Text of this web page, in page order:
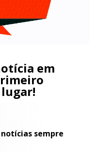
em
lugar!
notícias sempre